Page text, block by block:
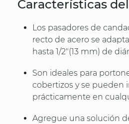
Características
Los pasadores de
recto de acero se
hasta 1/2"(13 mm) de
Son ideales para
cobertizos y se pueden
prácticamente en
Agregue una solución